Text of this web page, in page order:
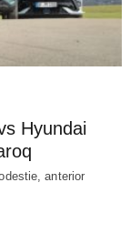
Hyundai
anterior